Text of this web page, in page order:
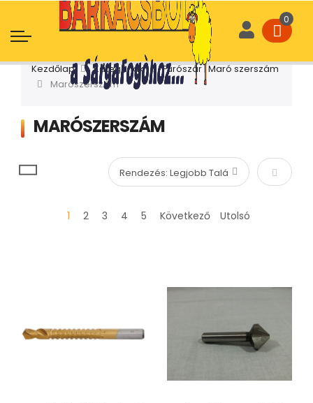
Kezdőlap Kategóriák
Fúrószár | Maró szerszám
Marószerszám
MARÓSZERSZÁM
1 2 3 4 5 Következő Utolsó